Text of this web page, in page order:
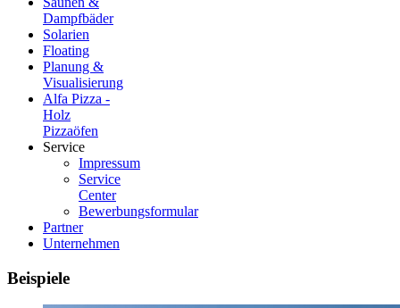
Dampfbäder
Solarien
Floating
Planung &
Visualisierung
Alfa Pizza -
Holz
Pizzaöfen
Service
Impressum
Service
Center
Bewerbungsformular
Partner
Unternehmen
Beispiele